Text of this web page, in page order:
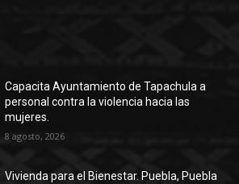
Capacita Ayuntamiento de Tapachula a
personal contra la violencia hacia las
mujeres.
8 agosto, 2026
Vivienda para el Bienestar. Puebla, Puebla